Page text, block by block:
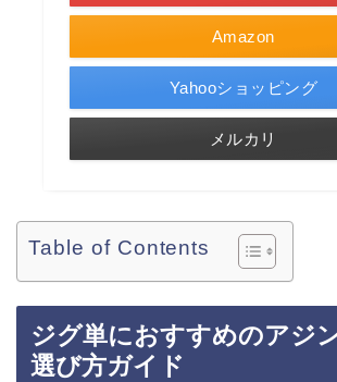
Amazon
Yahooショッピング
メルカリ
Table of Contents
ジグ単におすすめのアジ
選び方ガイド